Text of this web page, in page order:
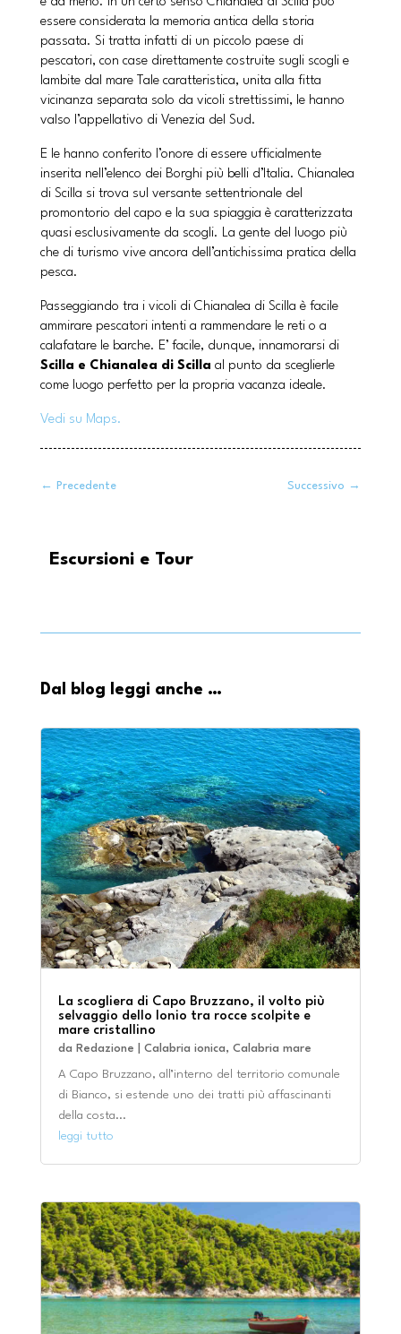
essere considerata la memoria antica della storia
passata. Si tratta infatti di un piccolo paese di
pescatori, con case direttamente costruite sugli scogli e
lambite dal mare Tale caratteristica, unita alla fitta
vicinanza separata solo da vicoli strettissimi, le hanno
valso l’appellativo di Venezia del Sud.
E le hanno conferito l’onore di essere ufficialmente
inserita nell’elenco dei Borghi più belli d’Italia. Chianalea
di Scilla si trova sul versante settentrionale del
promontorio del capo e la sua spiaggia è caratterizzata
quasi esclusivamente da scogli. La gente del luogo più
che di turismo vive ancora dell’antichissima pratica della
pesca.
Passeggiando tra i vicoli di Chianalea di Scilla è facile
ammirare pescatori intenti a rammendare le reti o a
calafatare le barche. E’ facile, dunque, innamorarsi di
Scilla e Chianalea di Scilla al punto da sceglierle
come luogo perfetto per la propria vacanza ideale.
Vedi su Maps.
← Precedente Successivo →
Escursioni e Tour
Dal blog leggi anche …
La scogliera di Capo Bruzzano, il volto più
selvaggio dello Ionio tra rocce scolpite e
mare cristallino
da Redazione Calabria ionica, Calabria mare
A Capo Bruzzano, all’interno del territorio comunale
di Bianco, si estende uno dei tratti più affascinanti
della costa...
leggi tutto